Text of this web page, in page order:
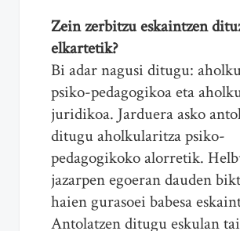
Zein zerbitzu eskaintzen
elkartetik?
Bi adar nagusi ditugu:
psiko-pedagogikoa eta
juridikoa. Jarduera asko
ditugu aholkularitza psiko-
pedagogikoko alorretik.
jazarpen egoeran dauden
haien gurasoei babesa
Antolatzen ditugu eskulan